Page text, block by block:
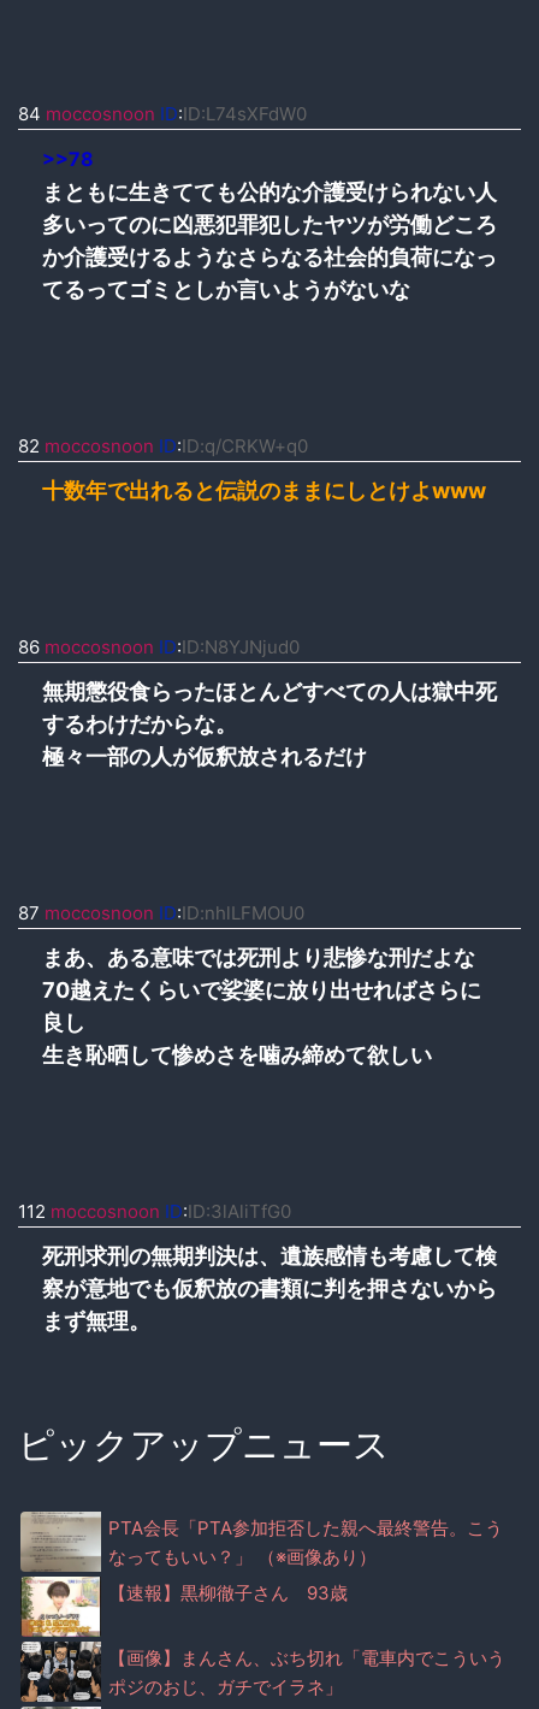
84 moccosnoon ID:ID:L74sXFdW0
>>78
まともに生きてても公的な介護受けられない人
多いってのに凶悪犯罪犯したヤツが労働どころ
か介護受けるようなさらなる社会的負荷になっ
てるってゴミとしか言いようがないな
82 moccosnoon ID:ID:q/CRKW+q0
十数年で出れると伝説のままにしとけよwww
86 moccosnoon ID:ID:N8YJNjud0
無期懲役食らったほとんどすべての人は獄中死
するわけだからな。
極々一部の人が仮釈放されるだけ
87 moccosnoon ID:ID:nhlLFMOU0
まあ、ある意味では死刑より悲惨な刑だよな
70越えたくらいで娑婆に放り出せればさらに
良し
生き恥晒して惨めさを噛み締めて欲しい
112 moccosnoon ID:ID:3lAliTfG0
死刑求刑の無期判決は、遺族感情も考慮して検
察が意地でも仮釈放の書類に判を押さないから
まず無理。
ピックアップニュース
PTA会長「PTA参加拒否した親へ最終警告。こう
なってもいい？」 （※画像あり）
【速報】黒柳徹子さん 93歳
【画像】まんさん、ぶち切れ「電車内でこういう
ポジのおじ、ガチでイラネ」